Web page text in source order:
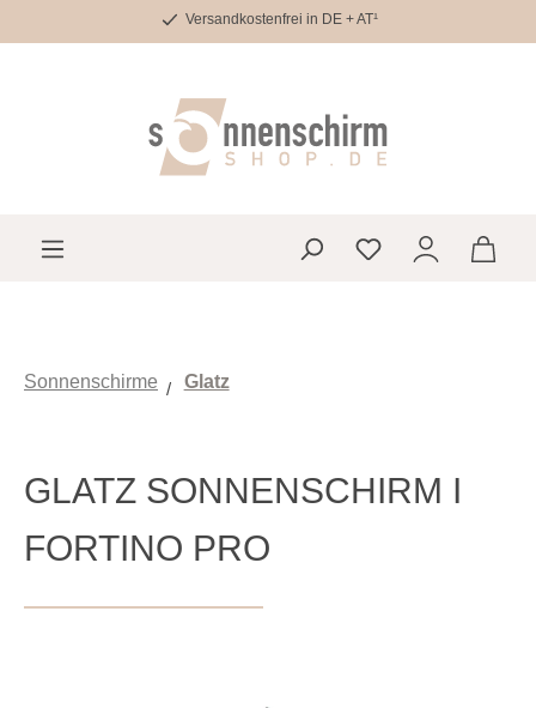
Zum Hauptinhalt springenVersandkostenfrei in DE + AT¹
Du hast 0 Produkte
Sonnenschirme Glatz
GLATZ SONNENSCHIRM I
FORTINO PRO